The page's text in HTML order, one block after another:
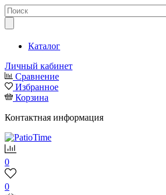
Каталог
Личный кабинет
Сравнение
Избранное
Корзина
Контактная информация
0
0